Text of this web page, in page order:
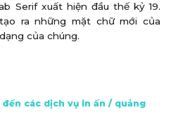
Serif xuất hiện đầu thế kỷ 19.
ra những mặt chữ mới của
của chúng.
các dịch vụ in ấn / quảng